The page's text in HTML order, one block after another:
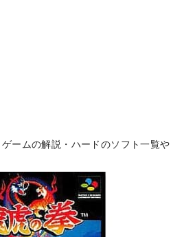
ゲームの解説・ハードのソフト一覧や